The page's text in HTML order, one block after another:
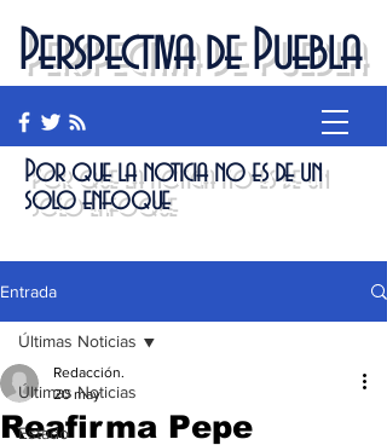
Perspectiva de Puebla
Por que la noticia no es de un
solo enfoque
Entrada
Últimas Noticias
Estado
Últimas Noticias
Reafirma Pepe
Redacción.
20 may